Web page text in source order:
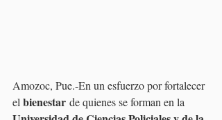
Amozoc, Pue.-En un esfuerzo por fortalecer
el bienestar de quienes se forman en la